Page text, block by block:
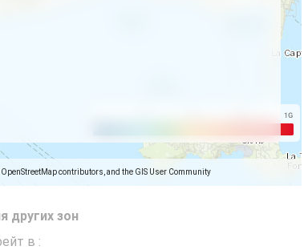
contributors, and the GIS User Community
других зон
в :